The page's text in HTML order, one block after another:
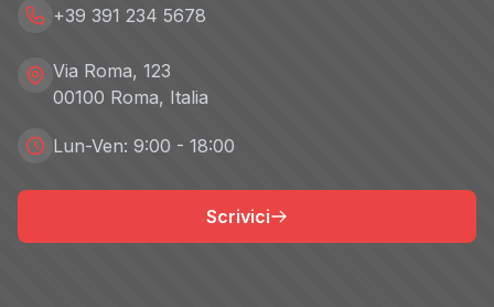
+39 391 234 5678
Via Roma, 123
00100 Roma, Italia
Lun-Ven: 9:00 - 18:00
Scrivici